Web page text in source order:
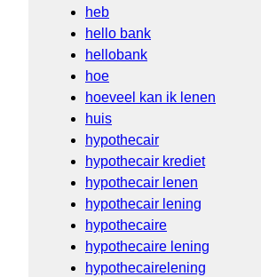
heb
hello bank
hellobank
hoe
hoeveel kan ik lenen
huis
hypothecair
hypothecair krediet
hypothecair lenen
hypothecair lening
hypothecaire
hypothecaire lening
hypothecairelening